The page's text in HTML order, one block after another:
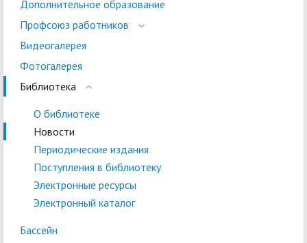
Дополнительное образование
Профсоюз работников
Видеогалерея
Фотогалерея
Библиотека
О библиотеке
Новости
Периодические издания
Поступления в библиотеку
Электронные ресурсы
Электронный каталог
Бассейн